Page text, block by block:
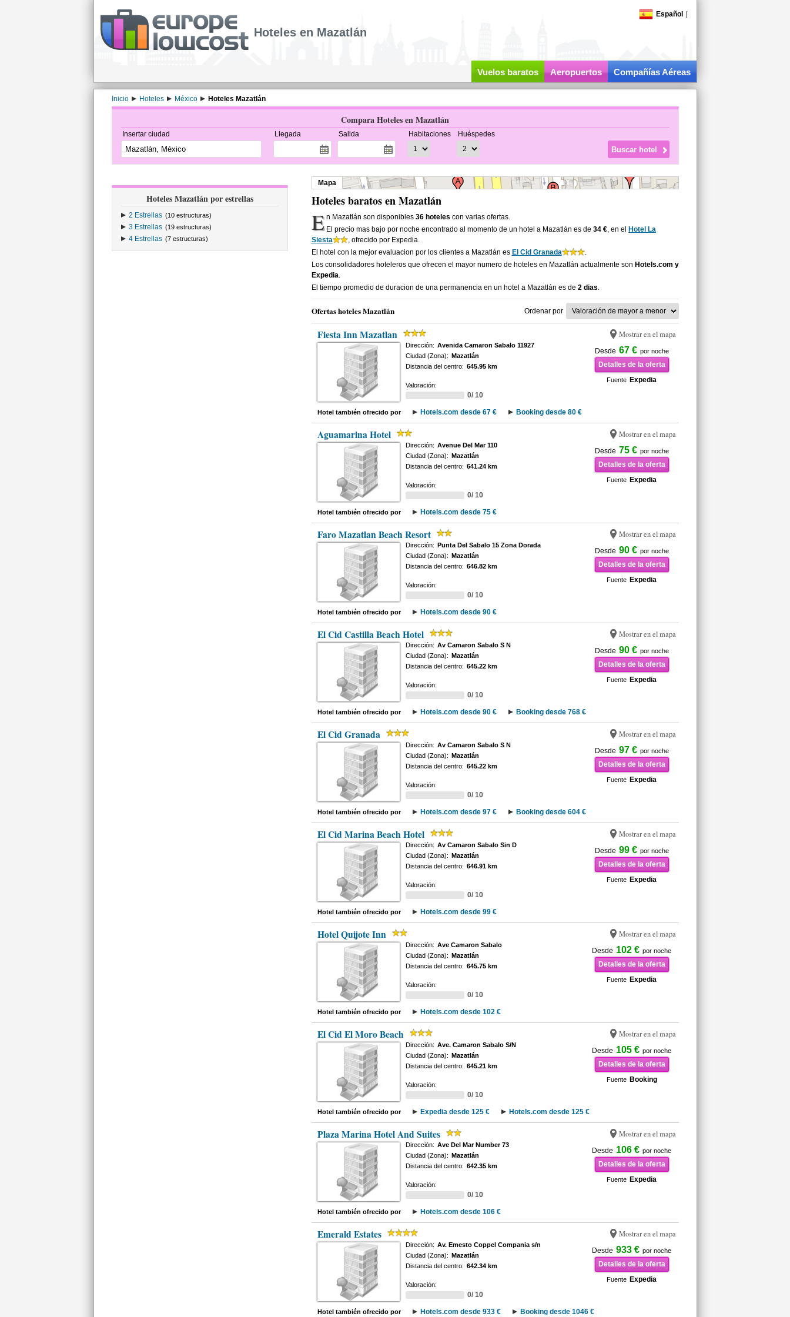
Español
Hoteles en Mazatlán
Vuelos baratos Aeropuertos Compañías Aéreas
Inicio Hoteles México Hoteles Mazatlán
Compara Hoteles en Mazatlán
Insertar ciudad Llegada Salida Habitaciones Huéspedes
Hoteles Mazatlán por estrellas
2 Estrellas (10 estructuras)
3 Estrellas (19 estructuras)
4 Estrellas (7 estructuras)
Mapa
Hoteles baratos en Mazatlán
E n Mazatlán son disponibles36 hoteles con varias ofertas.
El precio mas bajo por noche encontrado al momento de un hotel a Mazatlán es de34 €, en el
Hotel La
Siesta
, ofrecido por Expedia.
El hotel con la mejor evaluacion por los clientes a Mazatlán es El Cid Granada
.
Los consolidadores hoteleros que ofrecen el mayor numero de hoteles en Mazatlán actualmente son Hotels.com y
Expedia.
El tiempo promedio de duracion de una permanencia en un hotel a Mazatlán es de 2 dias.
Ofertas hoteles Mazatlán Ordenar por
Fiesta Inn Mazatlan Mostrar en el mapa
Desde 67 € por noche
Detalles de la oferta
Fuente Expedia
Dirección: Avenida Camaron Sabalo 11927
Ciudad (Zona): Mazatlán
Distancia del centro: 645.95 km
Valoración:
0/ 10
Hotel también ofrecido por Hotels.com desde 67 € Booking desde 80 €
Aguamarina Hotel Mostrar en el mapa
Desde 75 € por noche
Detalles de la oferta
Fuente Expedia
Dirección: Avenue Del Mar 110
Ciudad (Zona): Mazatlán
Distancia del centro: 641.24 km
Valoración:
0/ 10
Hotel también ofrecido por Hotels.com desde 75 €
Faro Mazatlan Beach Resort Mostrar en el mapa
Desde 90 € por noche
Detalles de la oferta
Fuente Expedia
Dirección: Punta Del Sabalo 15 Zona Dorada
Ciudad (Zona): Mazatlán
Distancia del centro: 646.82 km
Valoración:
0/ 10
Hotel también ofrecido por Hotels.com desde 90 €
El Cid Castilla Beach Hotel Mostrar en el mapa
Desde 90 € por noche
Detalles de la oferta
Fuente Expedia
Dirección: Av Camaron Sabalo S N
Ciudad (Zona): Mazatlán
Distancia del centro: 645.22 km
Valoración:
0/ 10
Hotel también ofrecido por Hotels.com desde 90 € Booking desde 768 €
El Cid Granada Mostrar en el mapa
Desde 97 € por noche
Detalles de la oferta
Fuente Expedia
Dirección: Av Camaron Sabalo S N
Ciudad (Zona): Mazatlán
Distancia del centro: 645.22 km
Valoración:
0/ 10
Hotel también ofrecido por Hotels.com desde 97 € Booking desde 604 €
El Cid Marina Beach Hotel Mostrar en el mapa
Desde 99 € por noche
Detalles de la oferta
Fuente Expedia
Dirección: Av Camaron Sabalo Sin D
Ciudad (Zona): Mazatlán
Distancia del centro: 646.91 km
Valoración:
0/ 10
Hotel también ofrecido por Hotels.com desde 99 €
Hotel Quijote Inn Mostrar en el mapa
Desde 102 € por noche
Detalles de la oferta
Fuente Expedia
Dirección: Ave Camaron Sabalo
Ciudad (Zona): Mazatlán
Distancia del centro: 645.75 km
Valoración:
0/ 10
Hotel también ofrecido por Hotels.com desde 102 €
El Cid El Moro Beach Mostrar en el mapa
Desde 105 € por noche
Detalles de la oferta
Fuente Booking
Dirección: Ave. Camaron Sabalo S/N
Ciudad (Zona): Mazatlán
Distancia del centro: 645.21 km
Valoración:
0/ 10
Hotel también ofrecido por Expedia desde 125 € Hotels.com desde 125 €
Plaza Marina Hotel And Suites Mostrar en el mapa
Desde 106 € por noche
Detalles de la oferta
Fuente Expedia
Dirección: Ave Del Mar Number 73
Ciudad (Zona): Mazatlán
Distancia del centro: 642.35 km
Valoración:
0/ 10
Hotel también ofrecido por Hotels.com desde 106 €
Emerald Estates Mostrar en el mapa
Desde 933 € por noche
Detalles de la oferta
Fuente Expedia
Dirección: Av. Emesto Coppel Compania s/n
Ciudad (Zona): Mazatlán
Distancia del centro: 642.34 km
Valoración:
0/ 10
Hotel también ofrecido por Hotels.com desde 933 € Booking desde 1046 €